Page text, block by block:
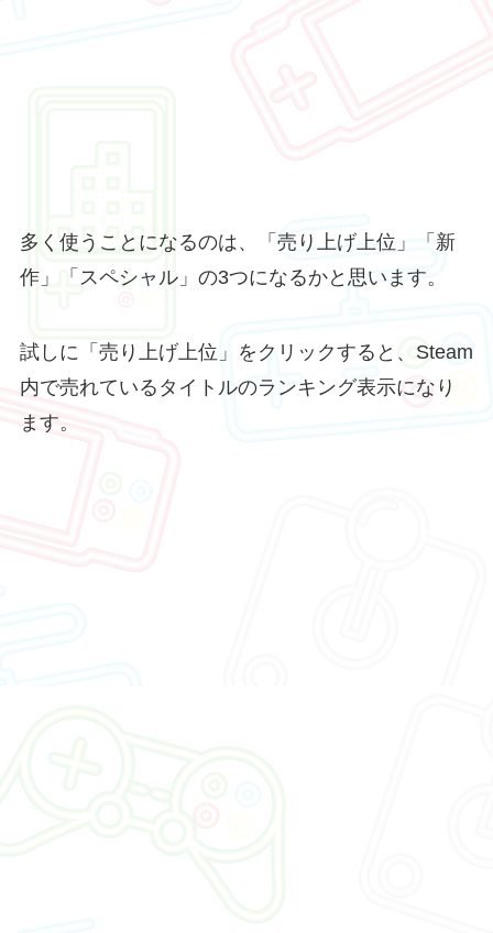
多く使うことになるのは、「売り上げ上位」「新
作」「スペシャル」の3つになるかと思います。
試しに「売り上げ上位」をクリックすると、Steam
内で売れているタイトルのランキング表示になり
ます。